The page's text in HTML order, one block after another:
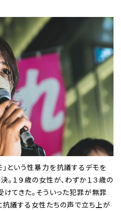
」という性暴力を抗議するデモを
。１９歳の女性が、わずか１３歳の
てきた。そういった犯罪が無罪
抗議する女性たちの声で立ち上が